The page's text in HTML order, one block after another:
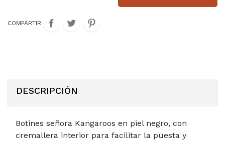
COMPARTIR
DESCRIPCIÓN
Botines señora Kangaroos en piel negro, con
cremallera interior para facilitar la puesta y